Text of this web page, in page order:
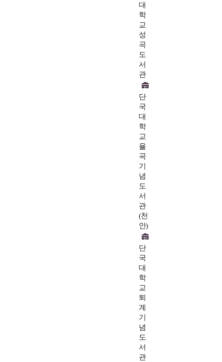
대
학
교
성
곡
도
서
관
단
국
대
학
교
율
곡
기
념
도
서
관
(천
안)
단
국
대
학
교
퇴
계
기
념
도
서
관